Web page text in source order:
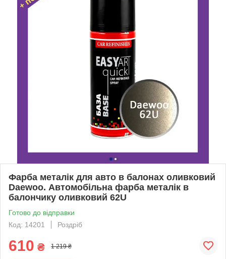
Фарба металік для авто в балонах оливковий
Daewoo. Автомобільна фарба металік в
балончику оливковий 62U
Готово до відправки
Код: 14201
Роздріб
610 ₴ 1 219 ₴